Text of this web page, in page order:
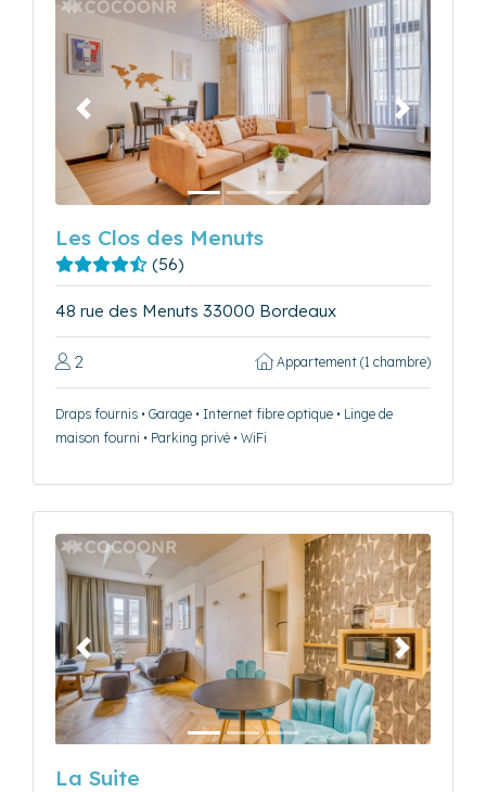
Précédent Suivant
Les Clos des Menuts
(56)
48 rue des Menuts 33000 Bordeaux
2 Appartement (1 chambre)
Draps fournis • Garage • Internet fibre optique • Linge de
maison fourni • Parking privé • WiFi
Précédent Suivant
La Suite